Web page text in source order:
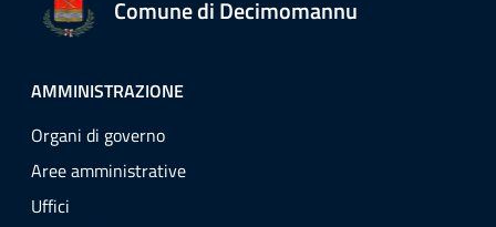
Comune di Decimomannu
AMMINISTRAZIONE
Organi di governo
Aree amministrative
Uffici